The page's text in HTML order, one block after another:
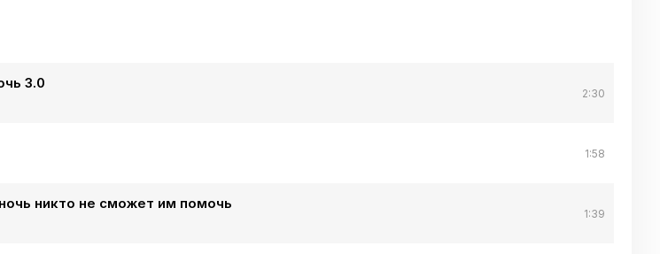
3.0
2:30
1:58
никто не сможет им помочь
1:39